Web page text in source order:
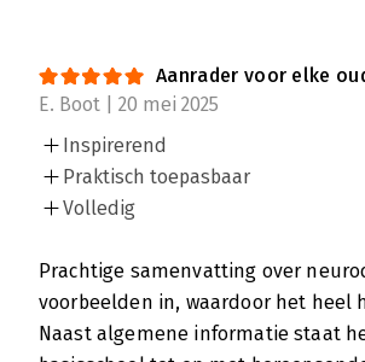
Aanrader voor elke
E. Boot | 20 mei 2025
Inspirerend
Praktisch toepasbaar
Volledig
Prachtige samenvatting over
voorbeelden in, waardoor het heel
Naast algemene informatie staat